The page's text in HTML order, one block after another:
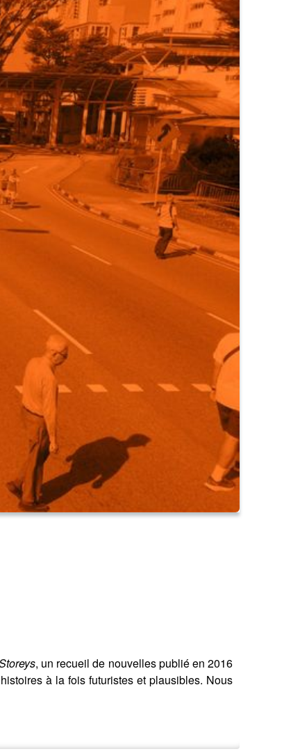
, un recueil de nouvelles publié en 2016
à la fois futuristes et plausibles. Nous